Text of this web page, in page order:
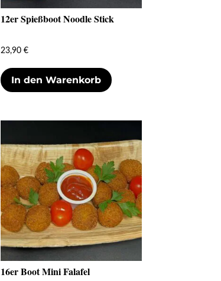
12er Spießboot Noodle Stick
23,90€
In den Warenkorb
16er Boot Mini Falafel